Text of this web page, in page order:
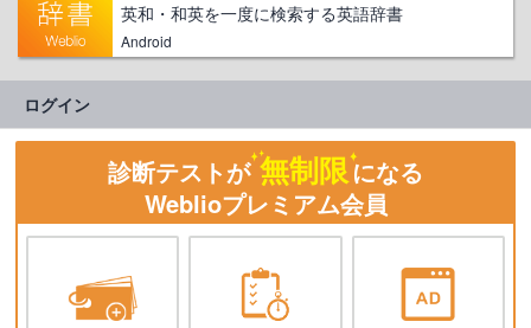
英和・和英を一度に検索する英語辞書
Android
ログイン
診断テストが 無制限になる
Weblioプレミアム会員